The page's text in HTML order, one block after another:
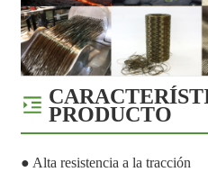
PRODUCTO
● Alta resistencia a la tracción